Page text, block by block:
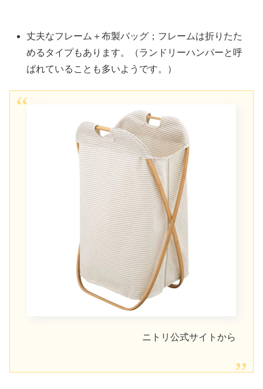
丈夫なフレーム＋布製バッグ；フレームは折りたた
めるタイプもあります。（ランドリーハンパーと呼
ばれていることも多いようです。）
ニトリ公式サイトから